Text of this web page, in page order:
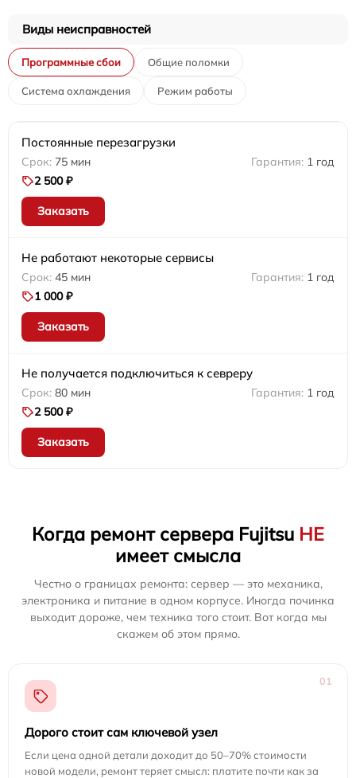
Виды неисправностей
Программные сбои Общие поломки
Система охлаждения Режим работы
Постоянные перезагрузки
75 мин
1 год
2 500 ₽
Заказать
Не работают некоторые сервисы
45 мин
1 год
1 000 ₽
Заказать
Не получается подключиться к севреру
80 мин
1 год
2 500 ₽
Заказать
Когда ремонт сервера Fujitsu НЕ
имеет смысла
Честно о границах ремонта: сервер — это механика,
электроника и питание в одном корпусе. Иногда починка
выходит дороже, чем техника того стоит. Вот когда мы
скажем об этом прямо.
01
Дорого стоит сам ключевой узел
Если цена одной детали доходит до 50–70% стоимости
новой модели, ремонт теряет смысл: платите почти как за